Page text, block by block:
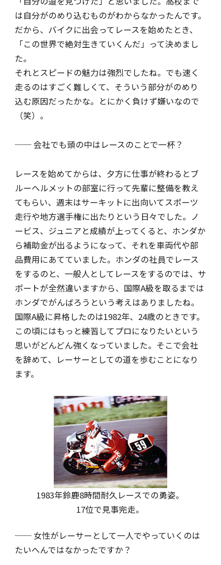
は自分がのめり込むものがわからなかったんです。
だから、バイクに出会ってレースを始めたとき、
「この世界で絶対生きていくんだ」って決めまし
た。
それとスピードの魅力は強烈でしたね。でも速く
走るのはすごく難しくて、そういう部分がのめり
込む原因だったかな。とにかく負けず嫌いなので
（笑）。
── 会社でも頭の中はレースのことで一杯？
レースを始めてからは、夕方に仕事が終わるとブ
ルーヘルメットの部室に行って先輩に整備を教え
てもらい、週末はサーキットに出向いてスポーツ
走行や地方選手権に出たりという日々でした。ノ
ービス、ジュニアと成績が上ってくると、ホンダか
ら補助金が出るようになって、それを車両代や部
品費用にあてていました。ホンダの社員でレース
をするのと、一般人としてレースをするのでは、サ
ポートが全然違いますから、国際A級を取るまでは
ホンダでがんばろうという考えはありましたね。
国際A級に昇格したのは1982年、24歳のときです。
この頃にはもっと練習してプロになりたいという
思いがどんどん強くなっていました。そこで会社
を辞めて、レーサーとしての道を歩むことになり
ます。
1983年鈴鹿8時間耐久レースでの勇姿。
17位で見事完走。
── 女性がレーサーとして一人でやっていくのは
たいへんではなかったですか？